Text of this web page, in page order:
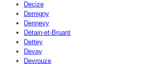
Decize
Demigny
Dennevy
Détain-et-Bruant
Dettey
Devay
Devrouze